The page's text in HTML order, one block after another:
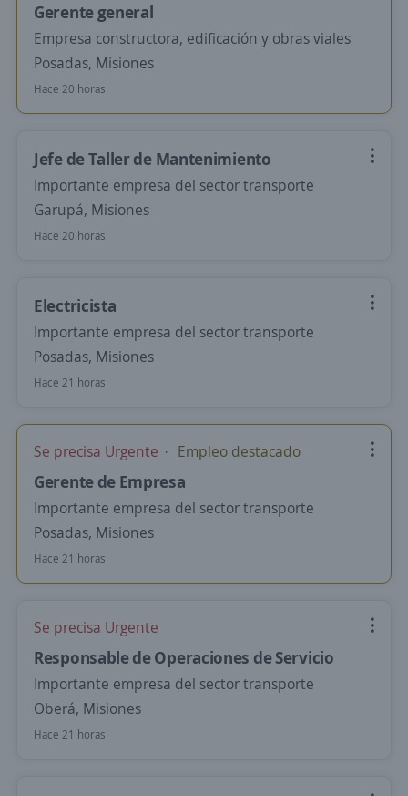
Gerente general
Empresa constructora, edificación y obras viales
Posadas, Misiones
Hace 20 horas
Jefe de Taller de Mantenimiento
Importante empresa del sector transporte
Garupá, Misiones
Hace 20 horas
Electricista
Importante empresa del sector transporte
Posadas, Misiones
Hace 21 horas
Se precisa Urgente Empleo destacado
Gerente de Empresa
Importante empresa del sector transporte
Posadas, Misiones
Hace 21 horas
Se precisa Urgente
Responsable de Operaciones de Servicio
Importante empresa del sector transporte
Oberá, Misiones
Hace 21 horas